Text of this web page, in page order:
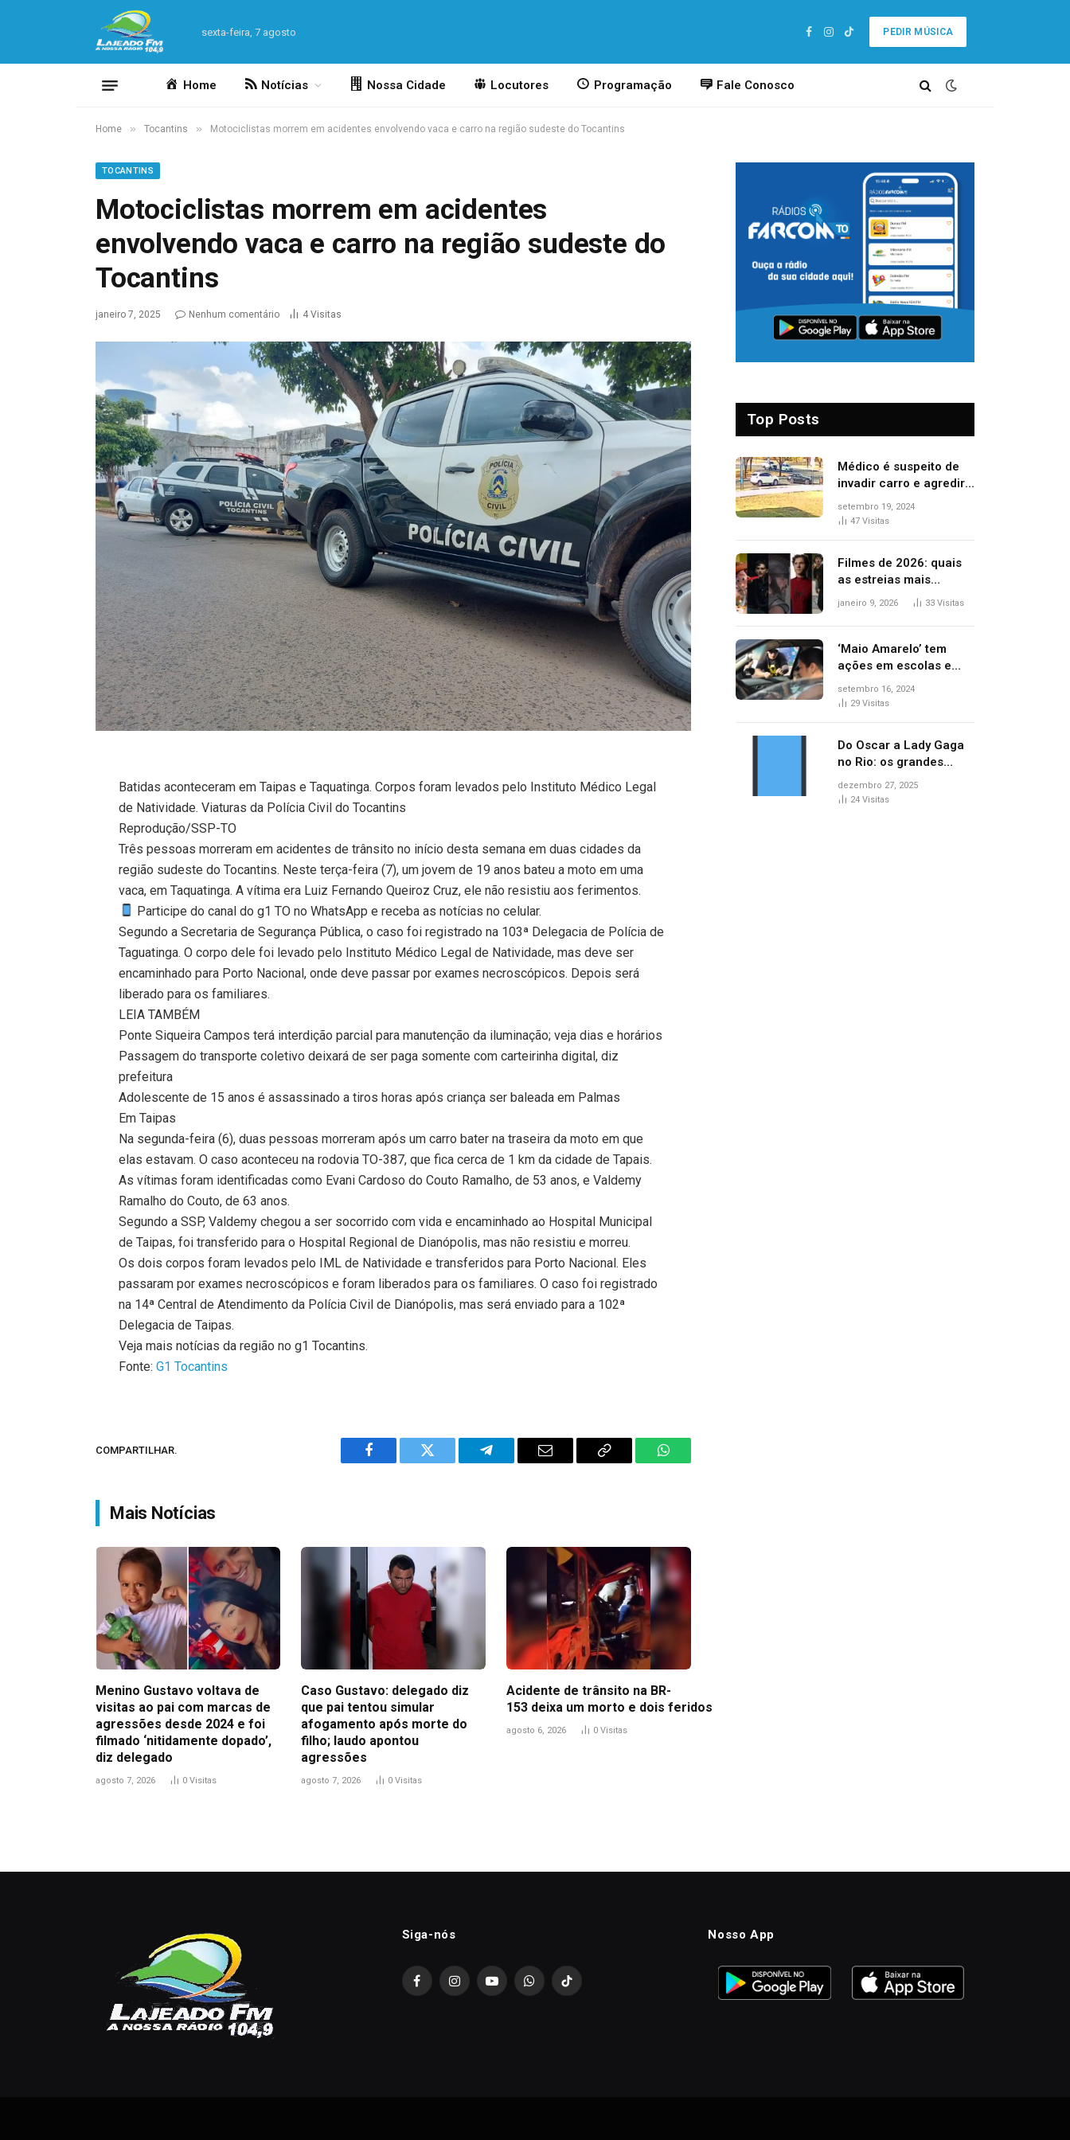
sexta-feira, 7 agosto
Facebook
Instagram
TikTok
PEDIR MÚSICA
Home Notícias Nossa Cidade Locutores Programação Fale Conosco
Home » Tocantins » Motociclistas morrem em acidentes envolvendo vaca e carro na região sudeste do Tocantins
TOCANTINS
Motociclistas morrem em acidentes
envolvendo vaca e carro na região sudeste do
Tocantins
janeiro 7, 2025 Nenhum comentário 4 Visitas
Batidas aconteceram em Taipas e Taquatinga. Corpos foram levados pelo Instituto Médico Legal
de Natividade. Viaturas da Polícia Civil do Tocantins
Reprodução/SSP-TO
Três pessoas morreram em acidentes de trânsito no início desta semana em duas cidades da
região sudeste do Tocantins. Neste terça-feira (7), um jovem de 19 anos bateu a moto em uma
vaca, em Taquatinga. A vítima era Luiz Fernando Queiroz Cruz, ele não resistiu aos ferimentos.
Participe do canal do g1 TO no WhatsApp e receba as notícias no celular.
Segundo a Secretaria de Segurança Pública, o caso foi registrado na 103ª Delegacia de Polícia de
Taguatinga. O corpo dele foi levado pelo Instituto Médico Legal de Natividade, mas deve ser
encaminhado para Porto Nacional, onde deve passar por exames necroscópicos. Depois será
liberado para os familiares.
LEIA TAMBÉM
Ponte Siqueira Campos terá interdição parcial para manutenção da iluminação; veja dias e horários
Passagem do transporte coletivo deixará de ser paga somente com carteirinha digital, diz
prefeitura
Adolescente de 15 anos é assassinado a tiros horas após criança ser baleada em Palmas
Em Taipas
Na segunda-feira (6), duas pessoas morreram após um carro bater na traseira da moto em que
elas estavam. O caso aconteceu na rodovia TO-387, que fica cerca de 1 km da cidade de Tapais.
As vítimas foram identificadas como Evani Cardoso do Couto Ramalho, de 53 anos, e Valdemy
Ramalho do Couto, de 63 anos.
Segundo a SSP, Valdemy chegou a ser socorrido com vida e encaminhado ao Hospital Municipal
de Taipas, foi transferido para o Hospital Regional de Dianópolis, mas não resistiu e morreu.
Os dois corpos foram levados pelo IML de Natividade e transferidos para Porto Nacional. Eles
passaram por exames necroscópicos e foram liberados para os familiares. O caso foi registrado
na 14ª Central de Atendimento da Polícia Civil de Dianópolis, mas será enviado para a 102ª
Delegacia de Taipas.
Veja mais notícias da região no g1 Tocantins.
Fonte:G1 Tocantins
COMPARTILHAR.
Facebook Twitter Telegram Email
Copy
WhatsApp
Mais Notícias
Menino Gustavo voltava de
visitas ao pai com marcas de
agressões desde 2024 e foi
filmado ‘nitidamente dopado’,
diz delegado
agosto 7, 2026 0 Visitas
Caso Gustavo: delegado diz
que pai tentou simular
afogamento após morte do
filho; laudo apontou
agressões
agosto 7, 2026 0 Visitas
Acidente de trânsito na BR-
153 deixa um morto e dois feridos
agosto 6, 2026 0 Visitas
Top Posts
Médico é suspeito de
invadir carro e agredir
delegado aposentado
durante confusão no
setembro 19, 2024
47 Visitas
Filmes de 2026: quais
as estreias mais
aguardadas do ano?
janeiro 9, 2026 33 Visitas
‘Maio Amarelo’ tem
ações em escolas e
ruas para prevenir
acidentes no trânsito
setembro 16, 2024
29 Visitas
Do Oscar a Lady Gaga
no Rio: os grandes
marcos da cultura em
2025
dezembro 27, 2025
24 Visitas
Siga-nós
FacebookInstagramYouTubeWhatsAppTikTok
Nosso App